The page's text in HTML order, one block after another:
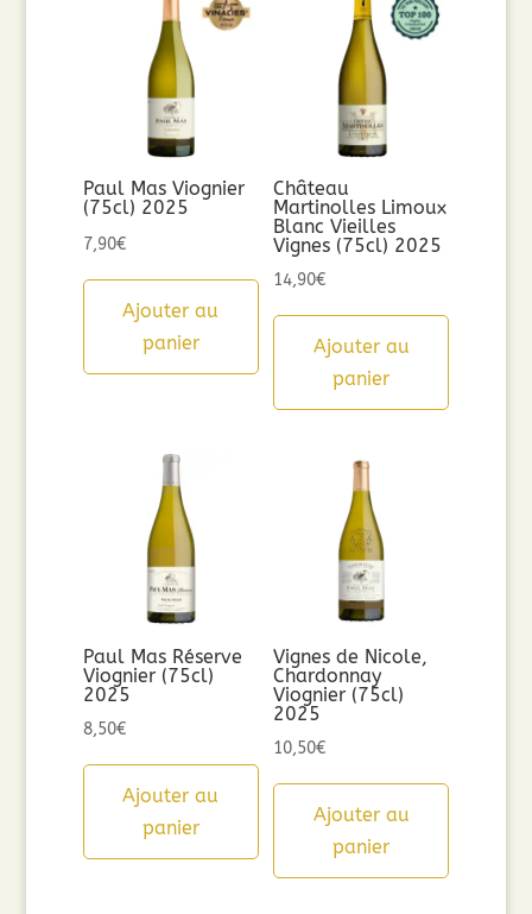
Paul Mas Viognier
(75cl) 2025
7,90€
Ajouter au
panier
Château
Martinolles Limoux
Blanc Vieilles
Vignes (75cl) 2025
14,90€
Ajouter au
panier
Paul Mas Réserve
Viognier (75cl)
2025
8,50€
Ajouter au
panier
Vignes de Nicole,
Chardonnay
Viognier (75cl)
2025
10,50€
Ajouter au
panier